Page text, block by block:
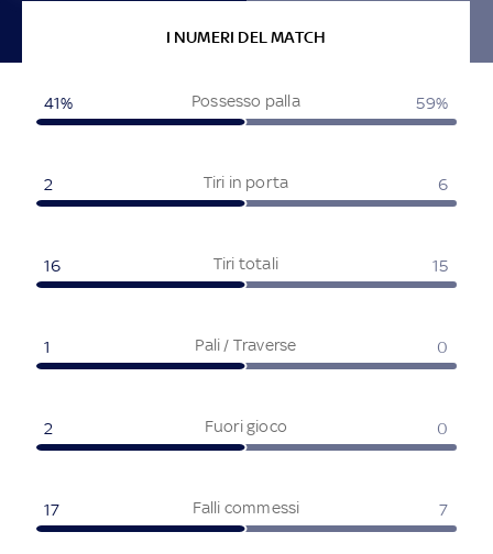
I NUMERI DEL MATCH
Possesso palla
41% 59%
Tiri in porta
2 6
Tiri totali
16 15
Pali / Traverse
1 0
Fuori gioco
2 0
Falli commessi
17 7